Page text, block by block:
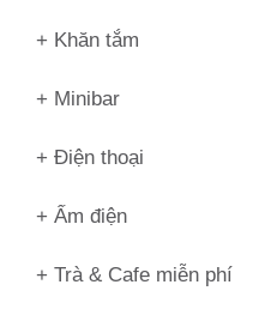
+ Khăn tắm
+ Minibar
+ Điện thoại
+ Ấm điện
+ Trà & Cafe miễn phí